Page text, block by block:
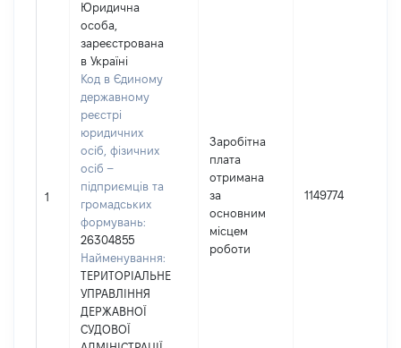
1
Юридична
особа,
зареєстрована
в Україні
Код в Єдиному
державному
реєстрі
юридичних
осіб, фізичних
осіб –
підприємців та
громадських
формувань:
26304855
Найменування:
ТЕРИТОРІАЛЬНЕ
УПРАВЛІННЯ
ДЕРЖАВНОЇ
СУДОВОЇ
Заробітна
плата
отримана
за
основним
місцем
роботи
1149774